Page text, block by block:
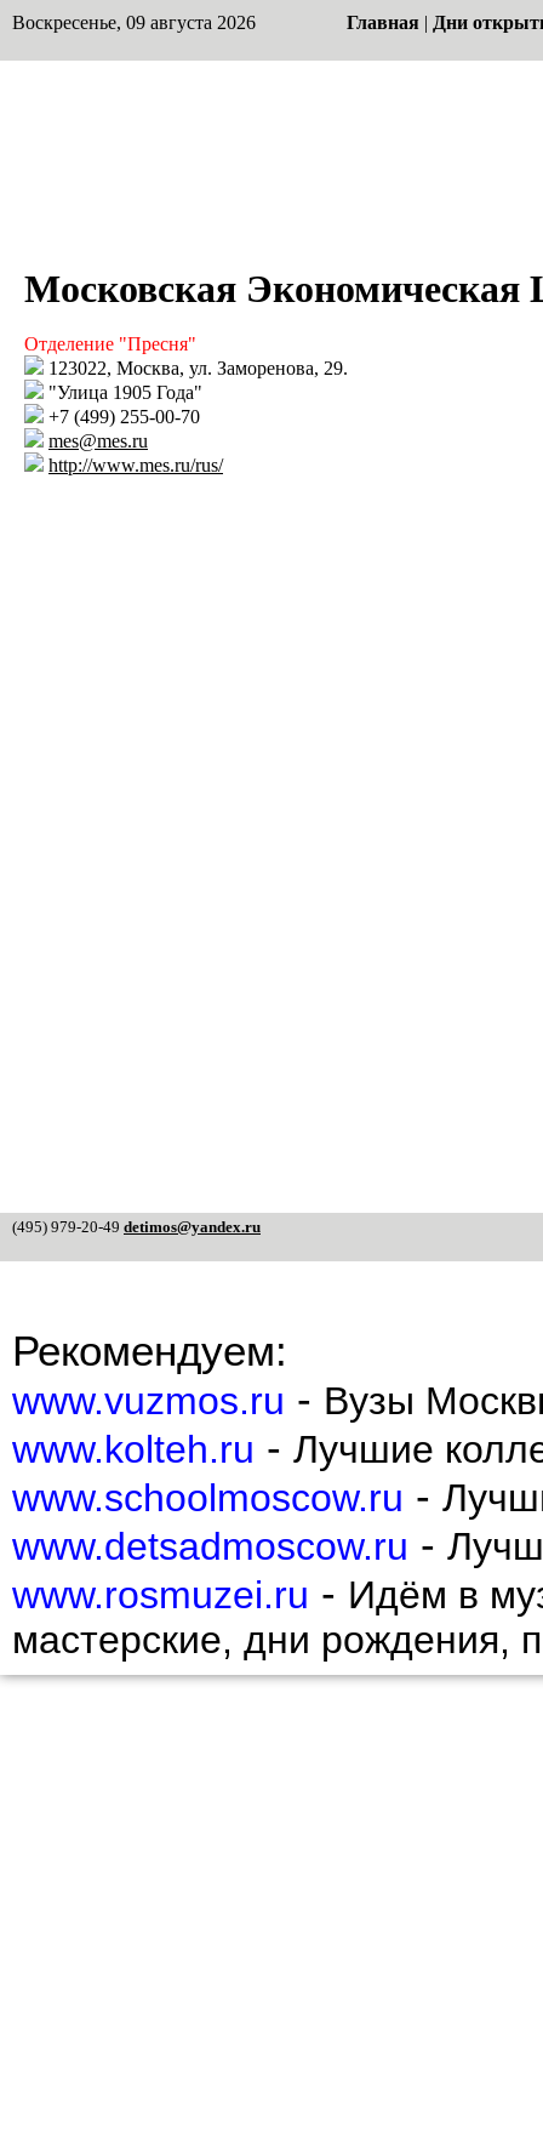
Воскресенье, 09 августа 2026 Главная | Дни
Московская
Отделение "Пресня"
123022, Москва, ул. Заморенова, 29.
"Улица 1905 Года"
+7 (499) 255-00-70
mes@mes.ru
http://www.mes.ru/rus/
(495) 979-20-49 detimos@yandex.ru
Рекомендуем:
www.vuzmos.ru - Вузы
www.kolteh.ru - Лучшие
www.schoolmoscow.ru -
www.detsadmoscow.ru -
www.rosmuzei.ru - Идём в
мастерские, дни рождения,